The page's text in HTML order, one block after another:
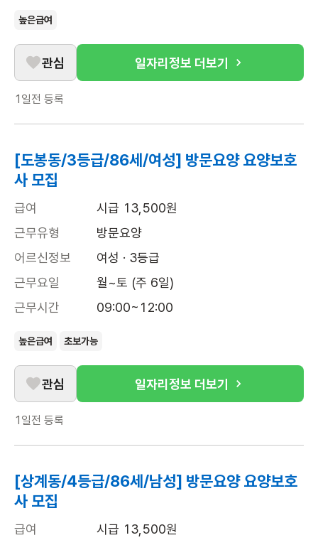
높은급여
관심 일자리정보 더보기
1일전 등록
[도봉동/3등급/86세/여성] 방문요양 요양보호
사 모집
급여
시급 13,500원
근무유형
방문요양
어르신정보
여성 · 3등급
근무요일
월~토 (주 6일)
근무시간
09:00~12:00
높은급여 초보가능
관심 일자리정보 더보기
1일전 등록
[상계동/4등급/86세/남성] 방문요양 요양보호
사 모집
급여 시급 13,500원